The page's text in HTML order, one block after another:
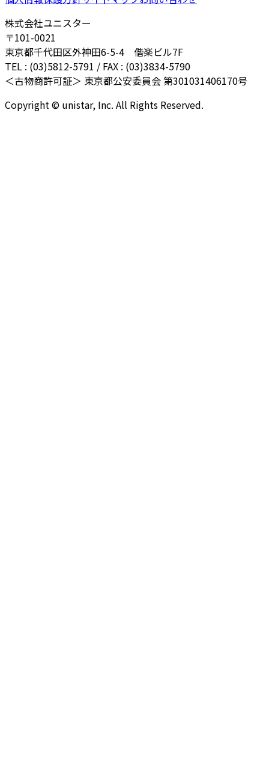
株式会社ユニスター
〒101-0021
東京都千代田区外神田6-5-4 偕楽ビル7F
TEL : (03)5812-5791 / FAX : (03)3834-5790
＜古物商許可証＞ 東京都公安委員会 第301031406170号
Copyright © unistar, Inc. All Rights Reserved.